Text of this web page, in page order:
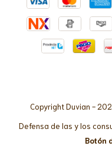
Copyright Duvian -
Defensa de las y los
Botón